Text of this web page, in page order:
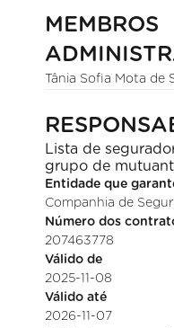
MEMBROS
Tânia Sofia Mota de
Lista de
grupo de
Entidade que
Companhia de
Número dos
207463778
Válido de
2025-11-08
Válido até
2026-11-07